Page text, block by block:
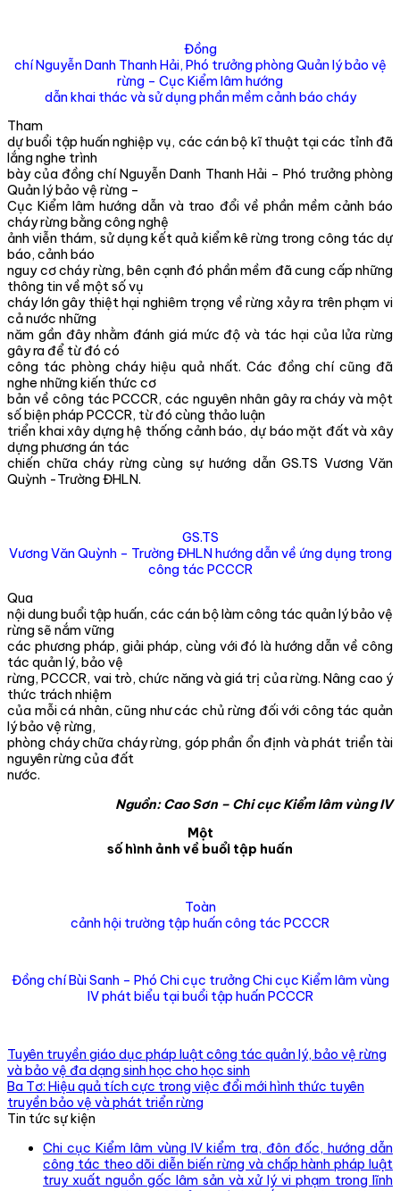
Đồng
chí Nguyễn Danh Thanh Hải, Phó trưởng phòng Quản lý bảo vệ
rừng – Cục Kiểm lâm hướng
dẫn khai thác và sử dụng phần mềm cảnh báo cháy
Tham
dự buổi tập huấn nghiệp vụ, các cán bộ kĩ thuật tại các tỉnh đã
lắng nghe trình
bày của đồng chí Nguyễn Danh Thanh Hải – Phó trưởng phòng
Quản lý bảo vệ rừng –
Cục Kiểm lâm hướng dẫn và trao đổi về phần mềm cảnh báo
cháy rừng bằng công nghệ
ảnh viễn thám, sử dụng kết quả kiểm kê rừng trong công tác dự
báo, cảnh báo
nguy cơ cháy rừng, bên cạnh đó phần mềm đã cung cấp những
thông tin về một số vụ
cháy lớn gây thiệt hại nghiêm trọng về rừng xảy ra trên phạm vi
cả nước những
năm gần đây nhằm đánh giá mức độ và tác hại của lửa rừng
gây ra để từ đó có
công tác phòng cháy hiệu quả nhất. Các đồng chí cũng đã
nghe những kiến thức cơ
bản về công tác PCCCR, các nguyên nhân gây ra cháy và một
số biện pháp PCCCR, từ đó cùng thảo luận
triển khai xây dựng hệ thống cảnh báo, dự báo mặt đất và xây
dựng phương án tác
chiến chữa cháy rừng cùng sự hướng dẫn GS.TS Vương Văn
Quỳnh -Trường ĐHLN.
GS.TS
Vương Văn Quỳnh – Trường ĐHLN hướng dẫn về ứng dụng trong
công tác PCCCR
Qua
nội dung buổi tập huấn, các cán bộ làm công tác quản lý bảo vệ
rừng sẽ nắm vững
các phương pháp, giải pháp, cùng với đó là hướng dẫn về công
tác quản lý, bảo vệ
rừng, PCCCR, vai trò, chức năng và giá trị của rừng. Nâng cao ý
thức trách nhiệm
của mỗi cá nhân, cũng như các chủ rừng đối với công tác quản
lý bảo vệ rừng,
phòng cháy chữa cháy rừng, góp phần ổn định và phát triển tài
nguyên rừng của đất
nước.
Nguồn: Cao Sơn – Chi cục Kiểm lâm vùng IV
Một
số hình ảnh về buổi tập huấn
Toàn
cảnh hội trường tập huấn công tác PCCCR
Đồng chí Bùi Sanh – Phó Chi cục trưởng Chi cục Kiểm lâm vùng
IV phát biểu tại buổi tập huấn PCCCR
Tuyên truyền giáo dục pháp luật công tác quản lý, bảo vệ rừng
và bảo vệ đa dạng sinh học cho học sinh
Ba Tơ: Hiệu quả tích cực trong việc đổi mới hình thức tuyên
truyền bảo vệ và phát triển rừng
Tin tức sự kiện
Chi cục Kiểm lâm vùng IV kiểm tra, đôn đốc, hướng dẫn
công tác theo dõi diễn biến rừng và chấp hành pháp luật
truy xuất nguồn gốc lâm sản và xử lý vi phạm trong lĩnh